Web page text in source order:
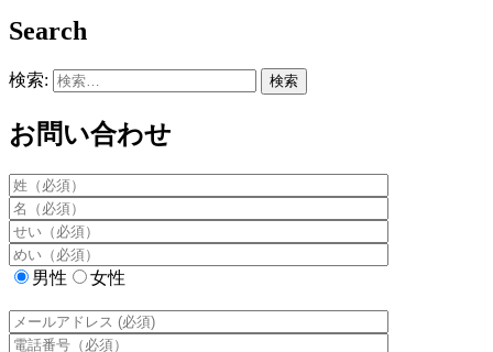
Search
検索:
お問い合わせ
男性 女性